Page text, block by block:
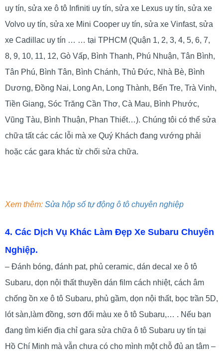
uy tín, sửa xe ô tô Infiniti uy tín, sửa xe Lexus uy tín, sửa xe
Volvo uy tín, sửa xe Mini Cooper uy tín, sửa xe Vinfast, sửa
xe Cadillac uy tín … … tại TPHCM (Quận 1, 2, 3, 4, 5, 6, 7,
8, 9, 10, 11, 12, Gò Vấp, Bình Thanh, Phú Nhuận, Tân Bình,
Tân Phú, Bình Tân, Bình Chánh, Thủ Đức, Nhà Bè, Bình
Dương, Đồng Nai, Long An, Long Thành, Bến Tre, Trà Vinh,
Tiền Giang, Sóc Trăng Cần Thơ, Cà Mau, Bình Phước,
Vũng Tàu, Bình Thuận, Phan Thiết…). Chúng tôi có thể sửa
chữa tất các các lỗi mà xe Quý Khách đang vướng phải
hoặc các gara khác từ chối sửa chữa.
Xem thêm: Sửa hộp số tự động ô tô chuyên nghiệp
4. Các Dịch Vụ Khác Làm Đẹp Xe Subaru Chuyên
Nghiệp.
– Đánh bóng, đánh pat, phủ ceramic, dán decal xe ô tô
Subaru, dọn nội thất thuyền dán film cách nhiệt, cách âm
chống ồn xe ô tô Subaru, phủ gầm, dọn nội thất, bọc trần 5D,
lót sàn,làm đồng, sơn đổi màu xe ô tô Subaru,… . Nếu bạn
đang tìm kiến địa chỉ gara sửa chữa ô tô Subaru uy tín tại
Hồ Chí Minh mà vẫn chưa có cho mình một chỗ đủ an tâm –